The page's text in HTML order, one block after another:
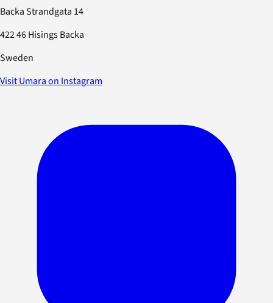
Backa Strandgata 14
422 46 Hisings Backa
Sweden
Visit Umara on Instagram